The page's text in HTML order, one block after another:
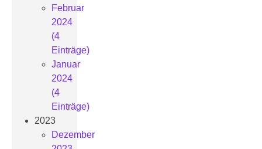
Februar
2024
(4
Einträge)
Januar
2024
(4
Einträge)
2023
Dezember